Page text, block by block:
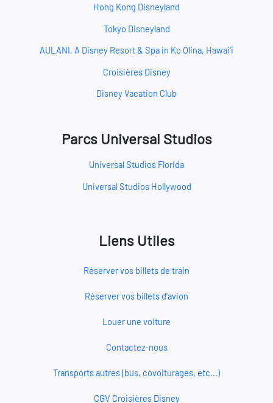
Hong Kong Disneyland
Tokyo Disneyland
AULANI, A Disney Resort & Spa in Ko Olina, Hawai‘i
Croisières Disney
Disney Vacation Club
Parcs Universal Studios
Universal Studios Florida
Universal Studios Hollywood
Liens Utiles
Réserver vos billets de train
Réserver vos billets d'avion
Louer une voiture
Contactez-nous
Transports autres (bus, covoiturages, etc...)
CGV Croisières Disney